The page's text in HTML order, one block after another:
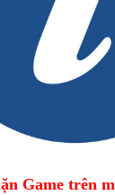
Game trên